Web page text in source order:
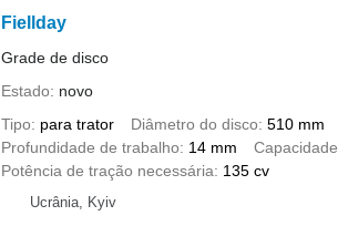
Fiellday
Grade de disco
Estado
novo
Tipo
para trator Diâmetro do disco 510 mm
Profundidade de trabalho
14 mm Capacidade
Potência de tração necessária
135 cv
Ucrânia, Kyiv